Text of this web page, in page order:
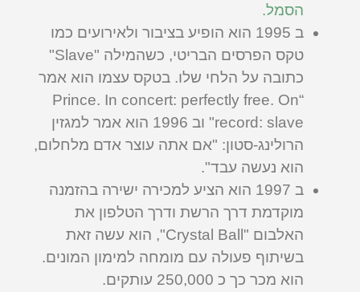
הסמל.
ב 1995 הוא הופיע בציבור ולאירועים כמו
טקס הפרסים הבריטי, כשהמילה "Slave"
כתובה על הלחי שלו. בטקס עצמו הוא אמר
“Prince. In concert: ­perfectly free. On
record: slave" וב 1996 הוא אמר למגזין
הרולינג-סטון: "אם אתה עוצר אדם מלחלום,
הוא נעשה עבד".
ב 1997 הוא הציע למכירה ישירה בהזמנה
מוקדמת דרך הרשת ודרך הטלפון את
האלבום "Crystal Ball", הוא עשה זאת
בשיתוף פעולה עם מומחה למימון המונים.
הוא מכר כך כ 250,000 עותקים.